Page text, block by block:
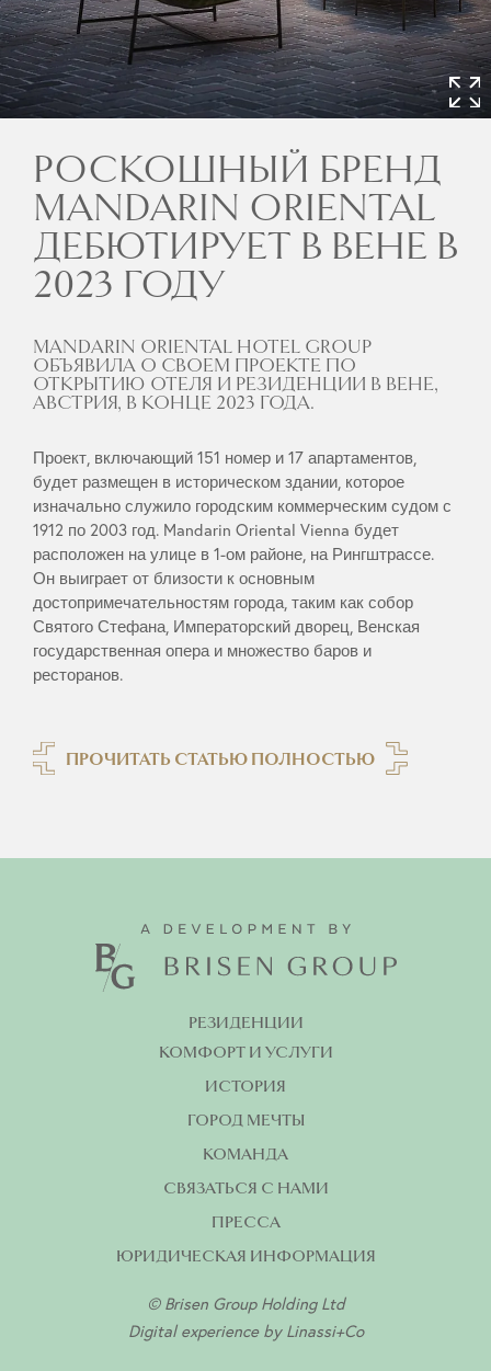
РОСКОШНЫЙ БРЕНД
MANDARIN ORIENTAL
ДЕБЮТИРУЕТ В ВЕНЕ В
2023 ГОДУ
MANDARIN ORIENTAL HOTEL GROUP
ОБЪЯВИЛА О СВОЕМ ПРОЕКТЕ ПО
ОТКРЫТИЮ ОТЕЛЯ И РЕЗИДЕНЦИИ В ВЕНЕ,
АВСТРИЯ, В КОНЦЕ 2023 ГОДА.
Проект, включающий 151 номер и 17 апартаментов,
будет размещен в историческом здании, которое
изначально служило городским коммерческим судом с
1912 по 2003 год. Mandarin Oriental Vienna будет
расположен на улице в 1-ом районе, на Рингштрассе.
Он выиграет от близости к основным
достопримечательностям города, таким как собор
Святого Стефана, Императорский дворец, Венская
государственная опера и множество баров и
ресторанов.
ПРОЧИТАТЬ СТАТЬЮ ПОЛНОСТЬЮ
РЕЗИДЕНЦИИ
КОМФОРТ И УСЛУГИ
ИСТОРИЯ
ГОРОД МЕЧТЫ
КОМАНДА
СВЯЗАТЬСЯ С НАМИ
ПРЕССА
ЮРИДИЧЕСКАЯ ИНФОРМАЦИЯ
© Brisen Group Holding Ltd
Digital experience by Linassi+Co